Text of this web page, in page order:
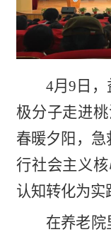
4月9日
极分子走进
春暖夕阳，
行社会主义
认知转化为实
在养老院